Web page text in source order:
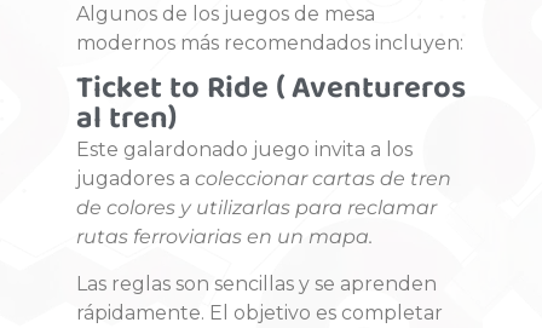
Algunos de los juegos de mesa
modernos más recomendados incluyen:
Ticket to Ride ( Aventureros
al tren)
Este galardonado juego invita a los
jugadores a coleccionar cartas de tren
de colores y utilizarlas para reclamar
rutas ferroviarias en un mapa.
Las reglas son sencillas y se aprenden
rápidamente. El objetivo es completar